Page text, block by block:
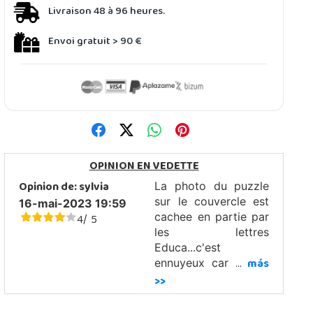
Livraison 48 à 96 heures.
Envoi gratuit > 90 €
OPINION EN VEDETTE
Opinion de:sylvia
16-mai-2023 19:59
4/ 5
La photo du puzzle
sur le couvercle est
cachee en partie par
les lettres
Educa...c'est
ennuyeux car... más
>>